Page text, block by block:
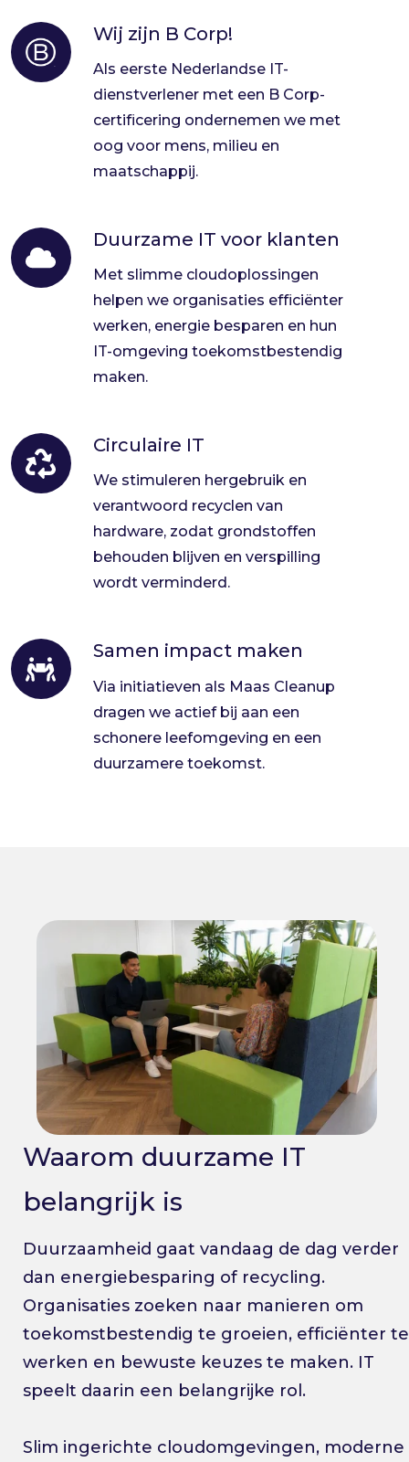
Wij zijn B Corp!
Als eerste Nederlandse IT-
dienstverlener met een B Corp-
certificering ondernemen we met
oog voor mens, milieu en
maatschappij.
Wij
zijn
Duurzame IT voor klanten
Met slimme cloudoplossingen
helpen we organisaties efficiënter
werken, energie besparen en hun
IT-omgeving toekomstbestendig
maken.
Duurzame
IT
voor
Circulaire IT
We stimuleren hergebruik en
verantwoord recyclen van
hardware, zodat grondstoffen
behouden blijven en verspilling
wordt verminderd.
Circulaire
IT
Samen impact maken
Via initiatieven als Maas Cleanup
dragen we actief bij aan een
schonere leefomgeving en een
duurzamere toekomst.
Samen
impact
maken
Waarom duurzame IT
belangrijk is
Duurzaamheid gaat vandaag de dag verder
dan energiebesparing of recycling.
Organisaties zoeken naar manieren om
toekomstbestendig te groeien, efficiënter te
werken en bewuste keuzes te maken. IT
speelt daarin een belangrijke rol.
Slim ingerichte cloudomgevingen, moderne